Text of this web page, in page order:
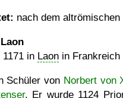
nach dem
in Laon in Frankreich
Schüler von Norbert von
. Er wurde 1124